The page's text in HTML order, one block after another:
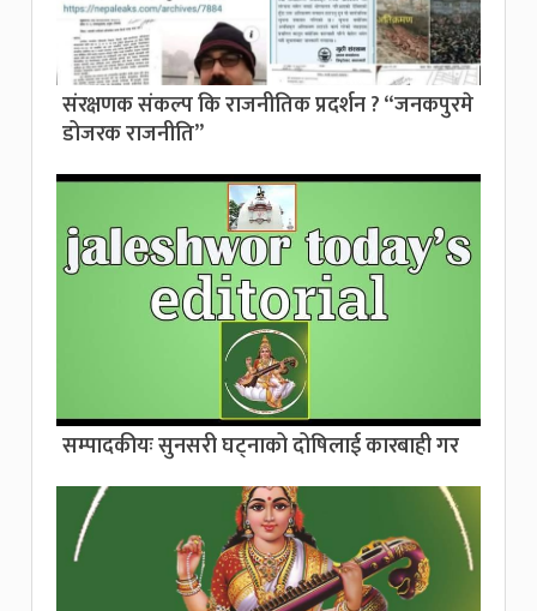
संरक्षणक संकल्प कि राजनीतिक प्रदर्शन ? “जनकपुरमे
डोजरक राजनीति”
सम्पादकीयः सुनसरी घट्नाको दोषिलाई कारबाही गर